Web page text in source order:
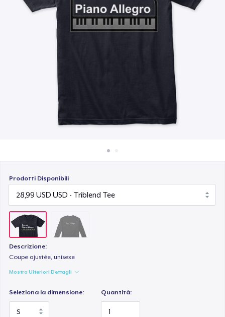
Vendi ovunque
Prodotti Disponibili
Descrizione:
Coupe ajustée, unisexe
Mostra Ulteriori Dettagli
Seleziona la dimensione: Quantità: